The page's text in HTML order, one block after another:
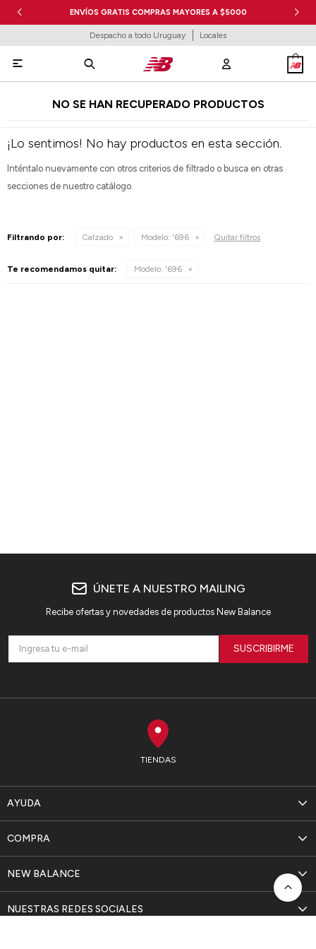
ENVÍOS GRATIS COMPRAS MAYORES A $5000
Despacho a todo Uruguay Locales

NO SE HAN RECUPERADO PRODUCTOS
¡Lo sentimos! No hay productos en esta sección.
Inténtalo nuevamente con otros criterios de filtrado o busca en otras
secciones de nuestro catálogo.
Filtrando por: Calzado Modelo: '696 Quitar filtros
Te recomendamos quitar: Modelo: '696
TIENDAS
AYUDA
NEW BALANCE
COMPRA
NUESTRAS REDES SOCIALES
ÚNETE A NUESTRO MAILING
Recibe ofertas y novedades de productos New Balance
SUSCRIBIRME